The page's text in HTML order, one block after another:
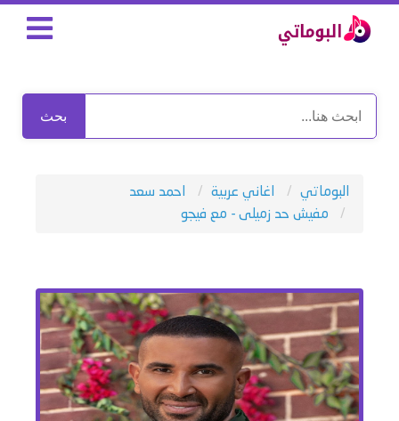
بحث
البوماتي اغاني عربية
احمد سعد
مفيش حد زميلى - مع فيجو